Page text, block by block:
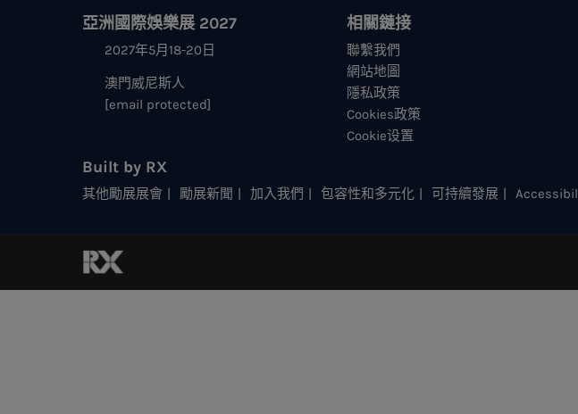
亞洲國際娛樂展 2027
2027年5月18-20日
澳門威尼斯人
[email protected]
相關鏈接
聯繫我們
網站地圖
隱私政策
Cookies政策
Cookie设置
Built by RX
其他勵展展會 勵展新聞 加入我們 包容性和多元化 可持續發展